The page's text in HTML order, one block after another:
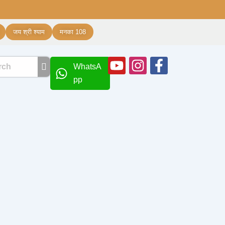
जय श्री श्याम मनका 108
WhatsA
pp
Youtube
Instagram
f